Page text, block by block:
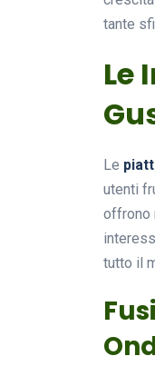
tante
Le
Le
utenti
offrono
tutto il